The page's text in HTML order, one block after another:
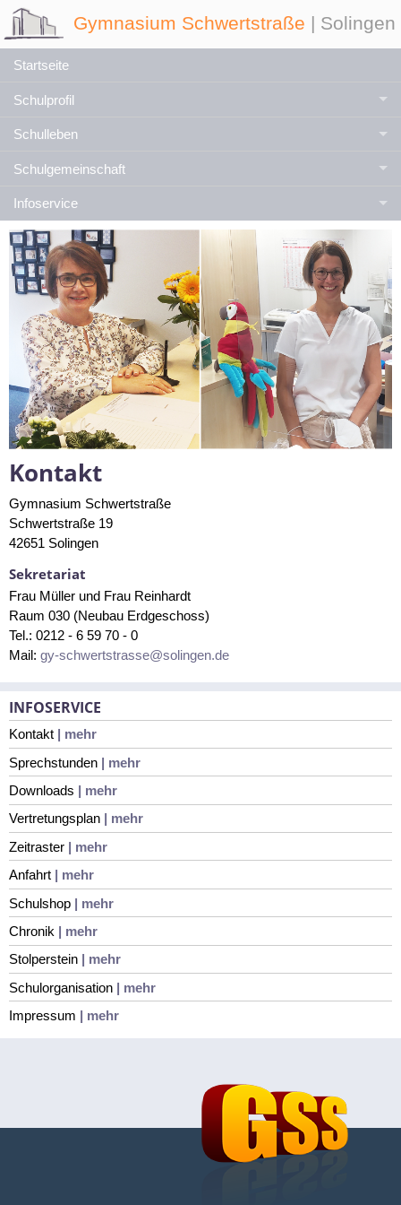
Gymnasium Schwertstraße | Solingen
Startseite
Schulprofil
Schulleben
Schulgemeinschaft
Infoservice
Kontakt
Gymnasium Schwertstraße
Schwertstraße 19
42651 Solingen
Sekretariat
Frau Müller und Frau Reinhardt
Raum 030 (Neubau Erdgeschoss)
Tel.: 0212 - 6 59 70 - 0
Mail: gy-schwertstrasse@solingen.de
INFOSERVICE
Kontakt | mehr
Sprechstunden | mehr
Downloads | mehr
Vertretungsplan | mehr
Zeitraster | mehr
Anfahrt | mehr
Schulshop | mehr
Chronik | mehr
Stolperstein | mehr
Schulorganisation | mehr
Impressum | mehr